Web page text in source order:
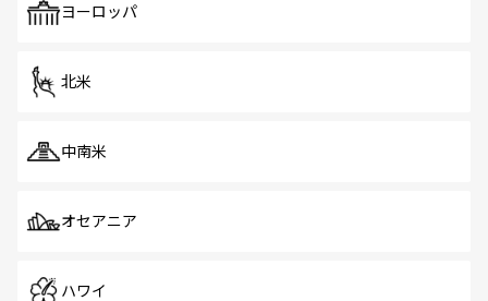
で、ホーカーズは地元の風情を楽しめる外せないスポット
ヨーロッパ
北米
中南米
オセアニア
ハワイ